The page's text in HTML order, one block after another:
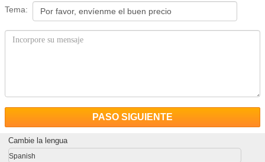
Tema:
PASO SIGUIENTE
Cambie la lengua
Spanish